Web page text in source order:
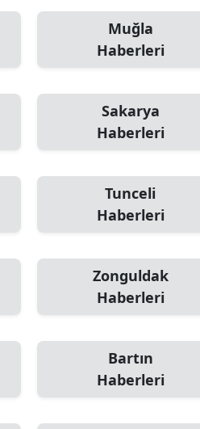
Muğla
Haberleri
Sakarya
Haberleri
Tunceli
Haberleri
Zonguldak
Haberleri
Bartın
Haberleri